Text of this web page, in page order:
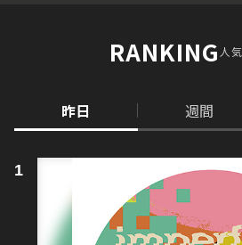
RANKING人
昨日 週間